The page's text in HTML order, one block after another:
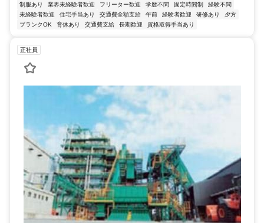
制服あり 業界未経験者歓迎 フリーター歓迎 学歴不問 固定時間制
経験不問
未経験者歓迎
住宅手当あり 交通費全額支給 午前 経験者歓迎 研修あり
夕方
ブランクOK
育休あり 交通費支給 長期歓迎 資格取得手当あり
正社員